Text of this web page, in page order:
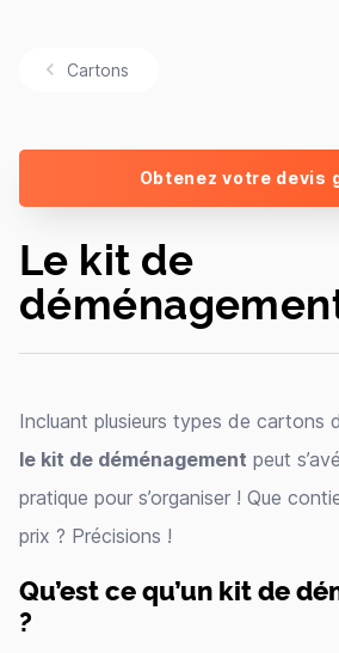
Cartons
Obtenez votre devis
Le kit de
Incluant plusieurs types de cartons
le kit de déménagement peut
pratique pour s’organiser ! Que
prix ? Précisions !
Qu’est ce qu’un kit de
?